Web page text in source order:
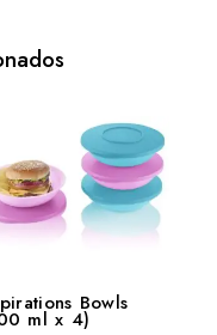
Bowls
ml x 4)